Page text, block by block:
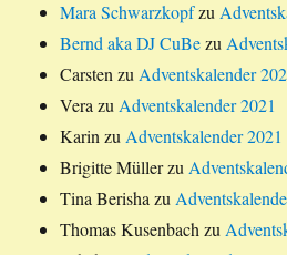
Mara Schwarzkopfzu
Bernd aka DJ CuBezu
Carsten zu Adventskalender
Vera zu Adventskalender 2021
Karin zu Adventskalender 2021
Brigitte Müllerzu
Tina Berisha zu
Thomas Kusenbach zu